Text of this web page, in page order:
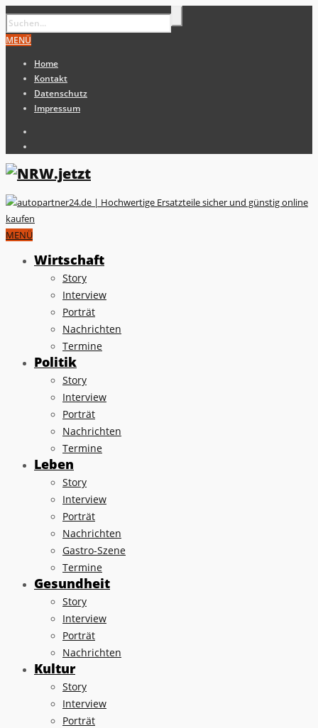
MENÜ
Home
Kontakt
Datenschutz
Impressum
MENÜ
Wirtschaft
Story
Interview
Porträt
Nachrichten
Termine
Politik
Story
Interview
Porträt
Nachrichten
Termine
Leben
Story
Interview
Porträt
Nachrichten
Gastro-Szene
Termine
Gesundheit
Story
Interview
Porträt
Nachrichten
Kultur
Story
Interview
Porträt